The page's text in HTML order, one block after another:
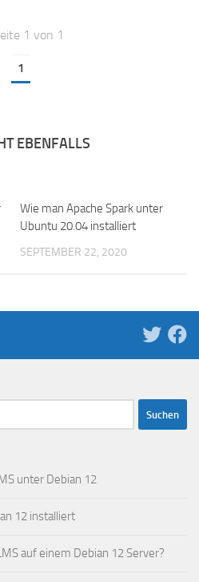
1 von 1
1
EBENFALLS
Wie man Apache Spark unter
Ubuntu 20.04 installiert
SEPTEMBER 22, 2020
unter Debian 12
12 installiert
auf einem Debian 12 Server?